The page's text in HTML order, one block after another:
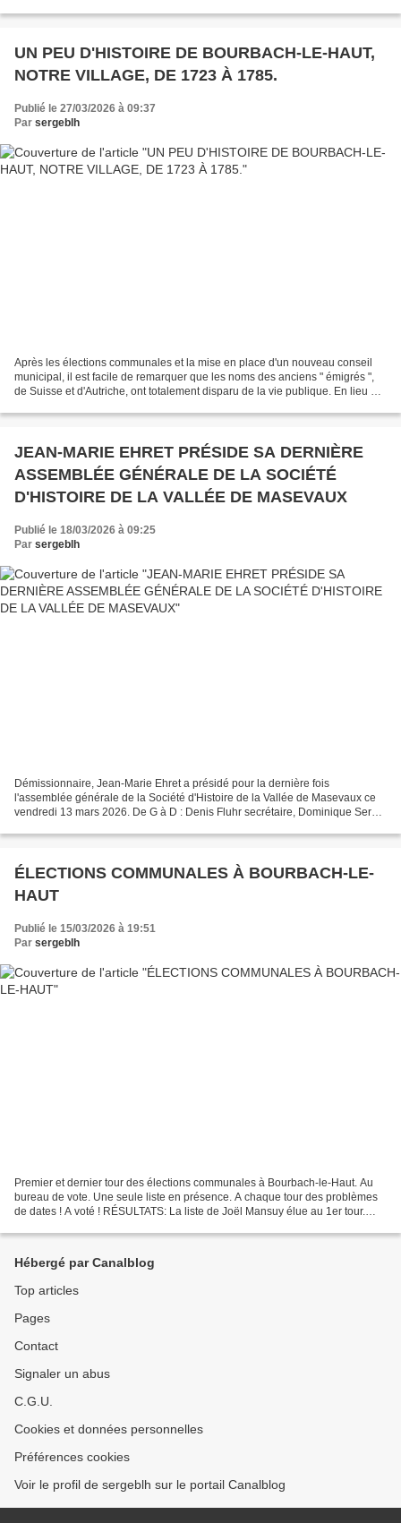
UN PEU D'HISTOIRE DE BOURBACH-LE-HAUT,
NOTRE VILLAGE, DE 1723 À 1785.
Publié le 27/03/2026 à 09:37
Par sergeblh
Après les élections communales et la mise en place d'un nouveau conseil
municipal, il est facile de remarquer que les noms des anciens " émigrés ",
de Suisse et d'Autriche, ont totalement disparu de la vie publique. En lieu et
JEAN-MARIE EHRET PRÉSIDE SA DERNIÈRE
ASSEMBLÉE GÉNÉRALE DE LA SOCIÉTÉ
D'HISTOIRE DE LA VALLÉE DE MASEVAUX
Publié le 18/03/2026 à 09:25
Par sergeblh
Démissionnaire, Jean-Marie Ehret a présidé pour la dernière fois
l'assemblée générale de la Société d'Histoire de la Vallée de Masevaux ce
vendredi 13 mars 2026. De G à D : Denis Fluhr secrétaire, Dominique Serein
ÉLECTIONS COMMUNALES À BOURBACH-LE-
HAUT
Publié le 15/03/2026 à 19:51
Par sergeblh
Premier et dernier tour des élections communales à Bourbach-le-Haut. Au
bureau de vote. Une seule liste en présence. A chaque tour des problèmes
de dates ! A voté ! RÉSULTATS: La liste de Joël Mansuy élue au 1er tour.
Hébergé par Canalblog
Top articles
Pages
Contact
Signaler un abus
C.G.U.
Cookies et données personnelles
Préférences cookies
Voir le profil de sergeblh sur le portail Canalblog